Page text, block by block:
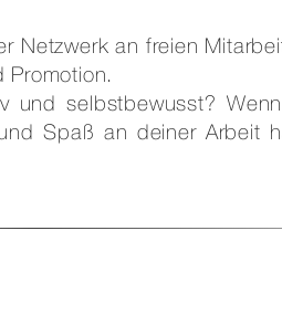
Netzwerk an freien
Promotion.
und selbstbewusst?
Spaß an deiner Arbeit